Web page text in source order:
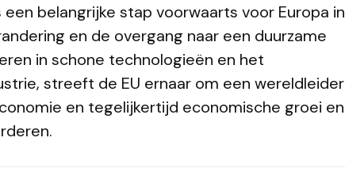
een belangrijke stap voorwaarts voor Europa in
en de overgang naar een duurzame
in schone technologieën en het
streeft de EU ernaar om een wereldleider
en tegelijkertijd economische groei en